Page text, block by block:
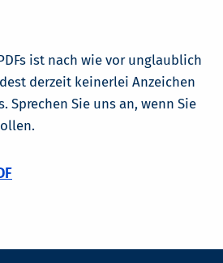
ist nach wie vor unglaublich
derzeit keinerlei Anzeichen
Sprechen Sie uns an, wenn Sie